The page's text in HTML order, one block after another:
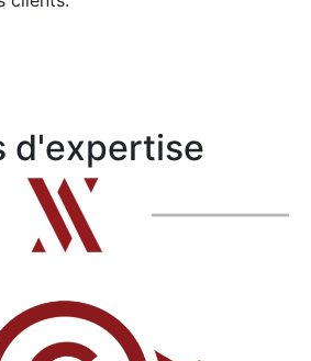
d'expertise